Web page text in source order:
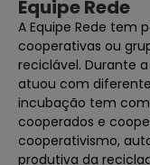
Equipe Rede
A Equipe Rede tem
cooperativas ou
reciclável. Durante
atuou com
incubação tem
cooperados e
cooperativismo,
produtiva da